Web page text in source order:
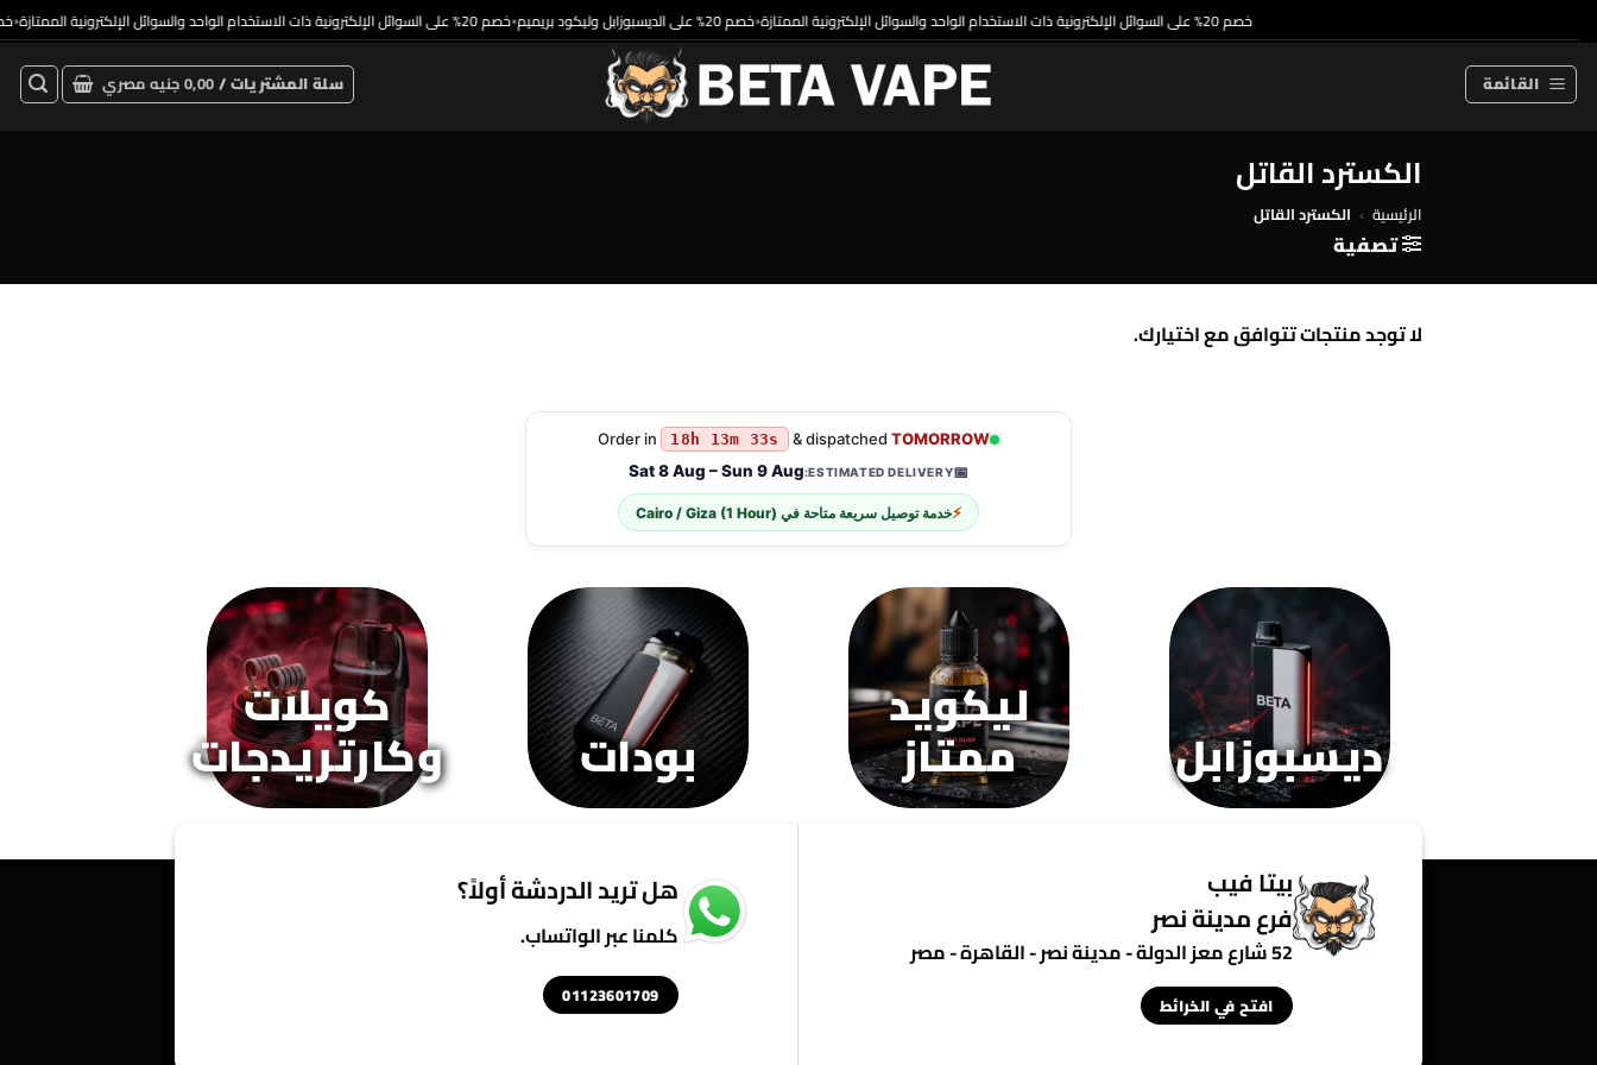
للمحتوى
خصم 20% على السوائل الإلكترونية ذات الاستخدام الواحد والسوائل الإلكترونية الممتازة •خصم 20% على الديسبوزابل وليكود بريميم •خصم 20% على السوائل الإلكترونية ذات الاستخدام الواحد والسوائل الإلكترونية الممتازة
القائمة سلة المشتريات /0,00جنيه مصري
الكسترد القاتل
الرئيسية › الكسترد القاتل
تصفية
لا توجد منتجات تتوافق مع اختيارك.
Order in 18h 13m 33s & dispatched TOMORROW
📅
ESTIMATED DELIVERY:
Sat 8 Aug – Sun 9 Aug
⚡خدمة توصيل سريعة متاحة في Cairo / Giza (1 Hour)
ديسبوزابل
ليكويد
ممتاز بودات
كويلات
وكارتريدجات
بيتا فيب
فرع مدينة نصر
52 شارع معز الدولة - مدينة نصر - القاهرة - مصر
افتح في الخرائط
هل تريد الدردشة أولاً؟
كلمنا عبر الواتساب.
01123601709